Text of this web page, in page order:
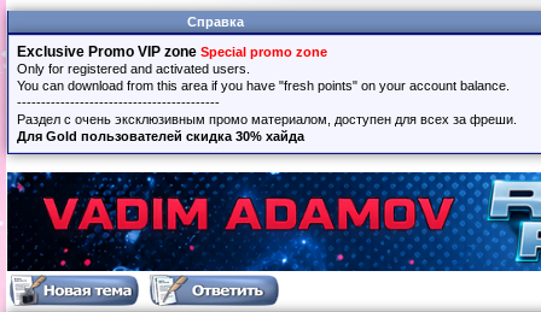
Справка
Exclusive Promo VIP zone Special promo zone
Only for registered and activated users.
You can download from this area if you have "fresh points" on your account balance.
------------------------------------------
Раздел с очень эксклюзивным промо материалом, доступен для всех за фреши.
Для Gold пользователей скидка 30% хайда